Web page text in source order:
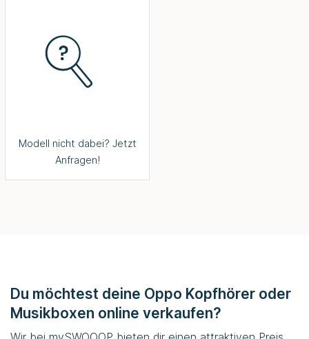
Modell nicht dabei? Jetzt
Anfragen!
Du möchtest deine Oppo Kopfhörer oder
Musikboxen online verkaufen?